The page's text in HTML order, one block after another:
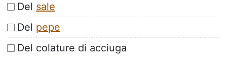
Del sale
Del pepe
Del colature di acciuga